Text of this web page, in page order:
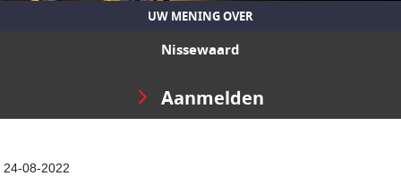
UW MENING OVER
Nissewaard
Aanmelden
24-08-2022